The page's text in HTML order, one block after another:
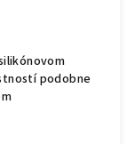
podobne